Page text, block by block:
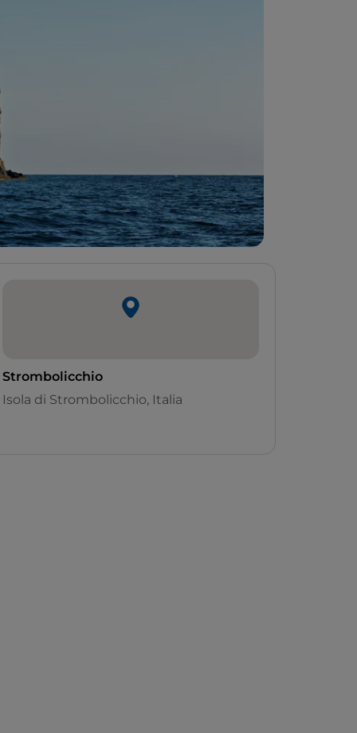
Strombolicchio
Isola di Strombolicchio, Italia